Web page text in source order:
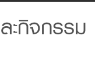
ะกิจกรรม